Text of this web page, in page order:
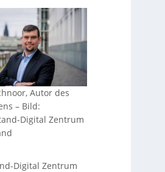
Autor des
– Bild:
Digital Zentrum
Digital Zentrum